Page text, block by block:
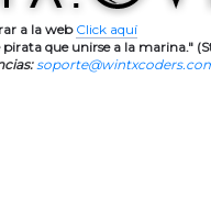
a la web Click aquí
que unirse a la marina."